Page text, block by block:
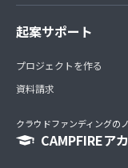
起案サポート
プロジェクトを作る
資料請求
クラウドファンディングの
CAMPFIREア